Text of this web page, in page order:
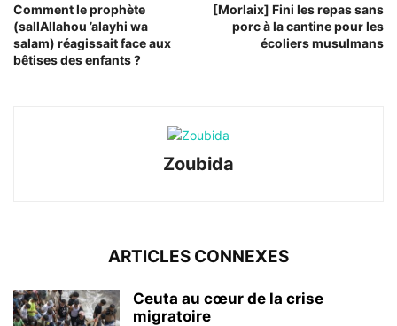
Comment le prophète
(sallAllahou ’alayhi wa
salam) réagissait face aux
bêtises des enfants ?
[Morlaix] Fini les repas sans
porc à la cantine pour les
écoliers musulmans
Zoubida
ARTICLES CONNEXES
Ceuta au cœur de la crise
migratoire